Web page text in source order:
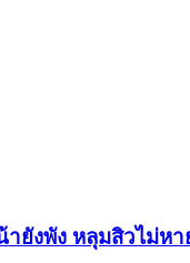
ยังพัง หลุมสิวไม่หา